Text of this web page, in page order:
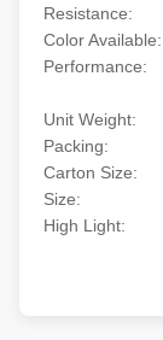
Resistance:
Color Available:
Performance:
Unit Weight:
Packing:
Carton Size:
Size:
High Light: